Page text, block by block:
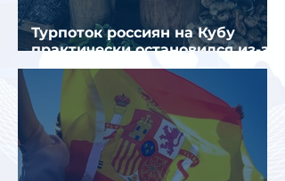
Турпоток россиян на Кубу
практически остановился из-за
отсутствия прямых рейсов